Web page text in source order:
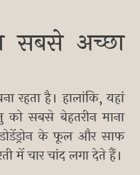
सबसे अच्छा
रहता है। हालांकि, यहां
सबसे बेहतरीन माना
के फूल और साफ
में चार चांद लगा देते हैं।